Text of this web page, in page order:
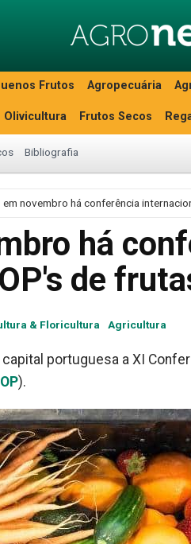
Frutos Agropecuária
Olivicultura Frutos Secos
Bibliografia
em novembro há conferência
há
de
& Floricultura Agricultura
portuguesa a XI
).